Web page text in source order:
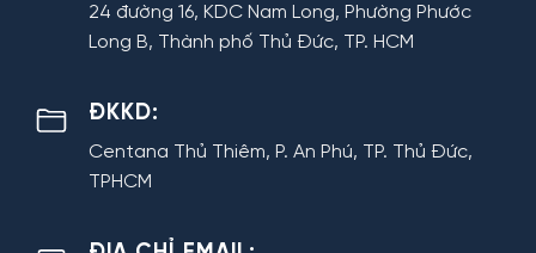
24 đường 16, KDC Nam Long, Phường Phước
Long B, Thành phố Thủ Đức, TP. HCM
ĐKKD:
Centana Thủ Thiêm, P. An Phú, TP. Thủ Đức,
TPHCM